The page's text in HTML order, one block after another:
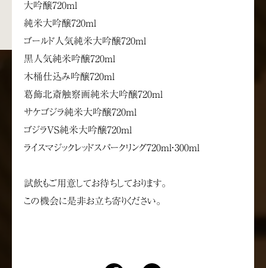
大吟醸720ml
純米大吟醸720ml
ゴールド人気純米大吟醸720ml
黒人気純米吟醸720ml
木桶仕込み吟醸720ml
葛飾北斎触察画純米大吟醸720ml
サケゴジラ純米大吟醸720ml
ゴジラVS純米大吟醸720ml
ライスマジックレッドスパークリング720ml・300ml
試飲もご用意してお待ちしております。
この機会に是非お立ち寄りください。